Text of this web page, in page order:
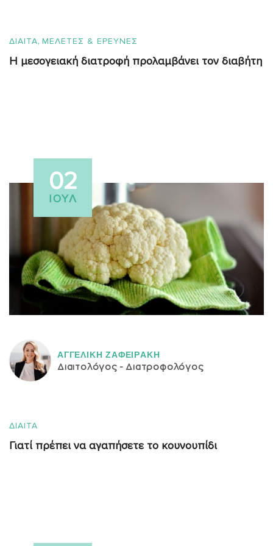
ΔΙΑΙΤΑ, ΜΕΛΕΤΕΣ & ΕΡΕΥΝΕΣ
Η μεσογειακή διατροφή προλαμβάνει τον διαβήτη
ΑΓΓΕΛΙΚH ΖΑΦΕΙΡAΚΗ
Διαιτολόγος - Διατροφολόγος
02
ΙΟΎΛ
ΔΙΑΙΤΑ
Γιατί πρέπει να αγαπήσετε το κουνουπίδι